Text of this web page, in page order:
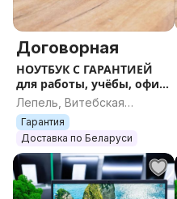
Договорная
НОУТБУК С ГАРАНТИЕЙ
для работы, учёбы, офиса
и игр
Лепель, Витебская
область
Гарантия
Доставка по Беларуси